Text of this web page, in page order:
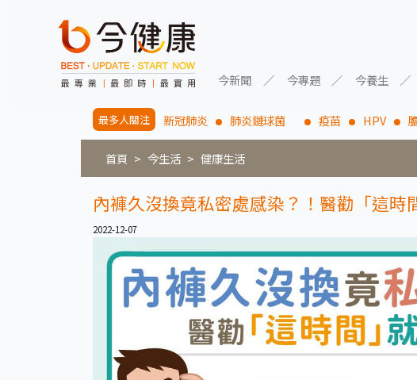
今新聞 今專題 今養生
最多人關注 新冠肺炎 肺炎鏈球菌 疫苗 HPV
首頁 今生活 健康生活
內褲久沒換竟私密處感染？！醫勸「這時
2022-12-07